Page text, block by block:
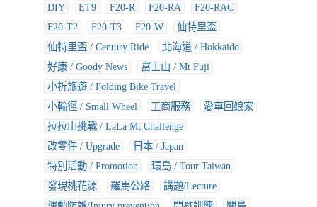
DIY ET9 F20-R F20-RA
F20-RAC
F20-T2
F20-T3 F20-W
仙特里盃
仙特里盃 / Century Ride
北海道 / Hokkaido
好康 / Goody News
富士山 / Mt Fuji
小折旅遊 / Folding Bike Travel
小輪徑 / Small Wheel
工商服務
愛車回娘家
拉拉山挑戰 / LaLa Mt Challenge
改零件 / Upgrade
日本 / Japan
特別活動 / Promotion
環島 / Tour Taiwan
發現桃花源
羅馬公路
講題/Lecture